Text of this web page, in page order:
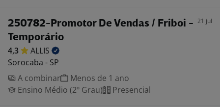
250782-Promotor De Vendas / Friboi -
Temporário
21 jul
4,3
ALLIS
Sorocaba - SP
A combinar
Menos de 1 ano
Ensino Médio (2º Grau)
Presencial